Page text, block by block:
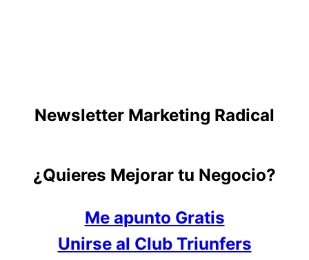
Newsletter Marketing Radical
¿Quieres Mejorar tu Negocio?
Me apunto Gratis
Unirse al Club Triunfers